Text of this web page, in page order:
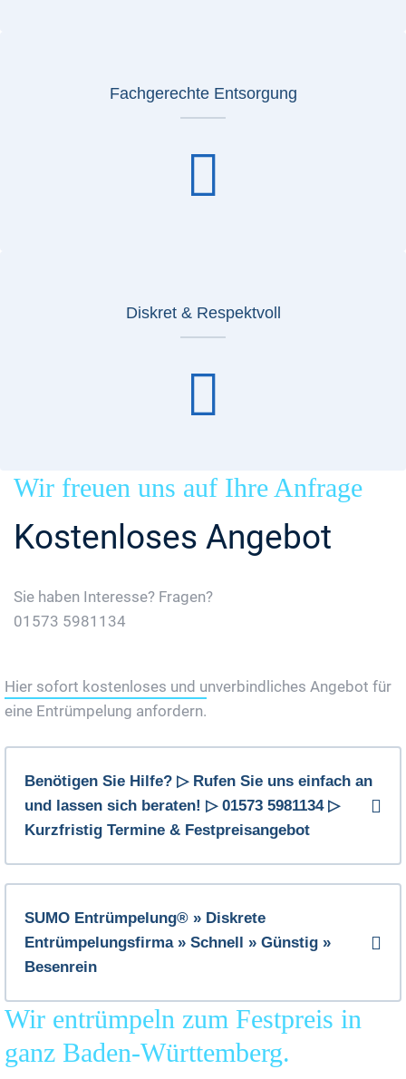
Fachgerechte Entsorgung
Diskret & Respektvoll
Wir freuen uns auf Ihre Anfrage
Kostenloses Angebot
Sie haben Interesse? Fragen?
01573 5981134
Hier sofort kostenloses und unverbindliches Angebot für
eine Entrümpelung anfordern.
Benötigen Sie Hilfe? ▷ Rufen Sie uns einfach an
und lassen sich beraten! ▷ 01573 5981134 ▷
Kurzfristig Termine & Festpreisangebot
SUMO Entrümpelung® » Diskrete
Entrümpelungsfirma » Schnell » Günstig »
Besenrein
Wir entrümpeln zum Festpreis in
ganz Baden-Württemberg.